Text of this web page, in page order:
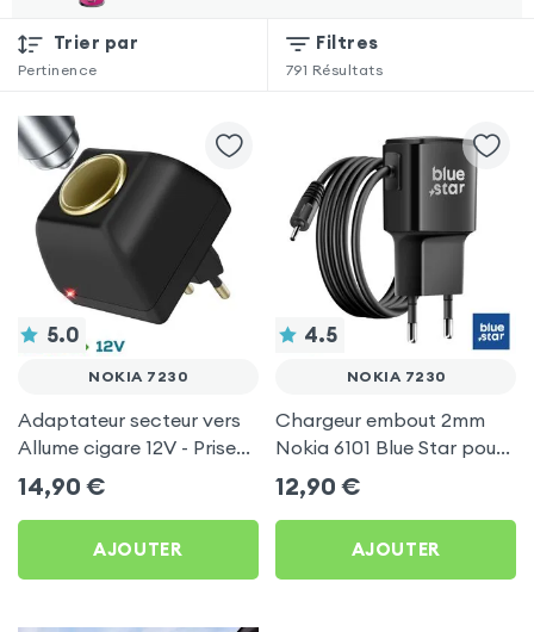
Trier par
Pertinence
Filtres
791 Résultats
5.0
NOKIA 7230
Adaptateur secteur vers
Allume cigare 12V - Prise
220V Noir
14,90 €
AJOUTER
4.5
NOKIA 7230
Chargeur embout 2mm
Nokia 6101 Blue Star pour
Nokia 7230
12,90 €
AJOUTER